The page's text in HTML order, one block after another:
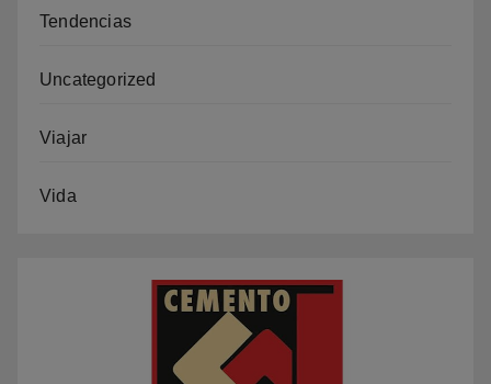
Tendencias
Uncategorized
Viajar
Vida